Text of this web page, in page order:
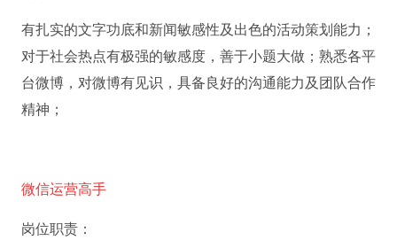
有扎实的文字功底和新闻敏感性及出色的活动策划能力；
对于社会热点有极强的敏感度，善于小题大做；熟悉各平
台微博，对微博有见识，具备良好的沟通能力及团队合作
精神；
微信运营高手
岗位职责：